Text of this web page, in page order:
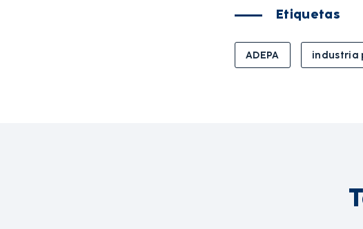
Etiquetas
ADEPA industria